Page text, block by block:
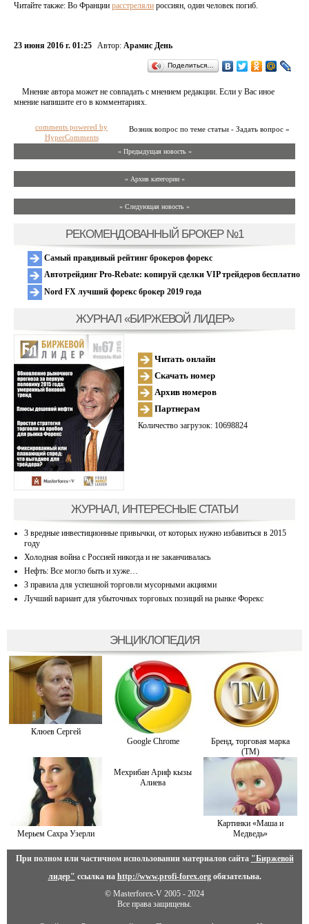
Читайте также: Во Франции расстреляли россиян, один человек погиб.
23 июня 2016 г. 01:25 Автор: Арамис День
Поделиться…
Мнение автора может не совпадать с мнением редакции. Если у Вас иное
мнение напишите его в комментариях.
Возник вопрос по теме статьи - Задать вопрос »
comments powered by
HyperComments
« Предыдущая новость «
» Архив категории «
» Следующая новость »
РЕКОМЕНДОВАННЫЙ БРОКЕР №1
Самый правдивый рейтинг брокеров форекс
Автотрейдинг Pro-Rebate: копируй сделки VIP трейдеров бесплатно
Nord FX лучший форекс брокер 2019 года
ЖУРНАЛ «БИРЖЕВОЙ ЛИДЕР»
Читать онлайн
Скачать номер
Архив номеров
Партнерам
Количество загрузок: 10698824
ЖУРНАЛ, ИНТЕРЕСНЫЕ СТАТЬИ
3 вредные инвестиционные привычки, от которых нужно избавиться в 2015
году
Холодная война с Россией никогда и не заканчивалась
Нефть: Все могло быть и хуже…
3 правила для успешной торговли мусорными акциями
Лучший вариант для убыточных торговых позиций на рынке Форекс
ЭНЦИКЛОПЕДИЯ
Клюев Сергей
Google Chrome
Бренд, торговая марка
(ТМ)
Мерьем Сахра Узерли
Мехрибан Ариф кызы
Алиева
Картинки «Маша и
Медведь»
При полном или частичном использовании материалов сайта "Биржевой
лидер" ссылка на http://www.profi-forex.orgобязательна.
© Masterforex-V 2005 - 2024
Все права защищены.